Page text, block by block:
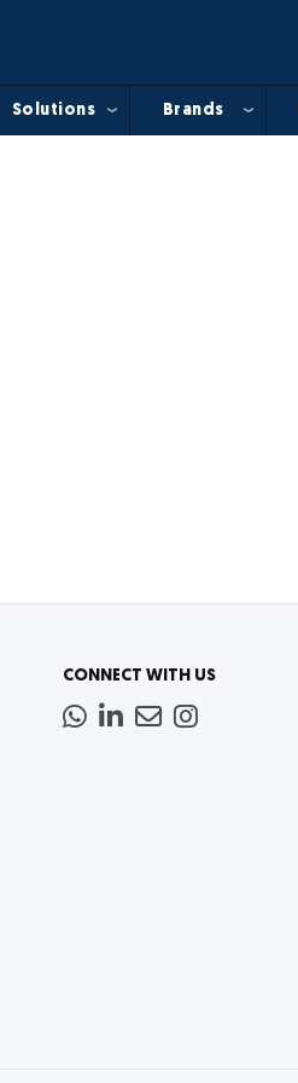
Solutions Brands
CONNECT WITH US
Whatsapp
LinkedIn
NewsInstagram